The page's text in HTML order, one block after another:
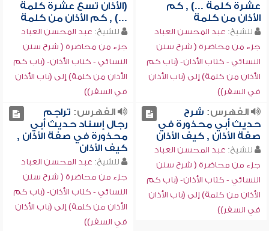
عشرة كلمة ...) , كم
الأذان من كلمة
للشيخ: عبد المحسن العباد
جزء من محاضرة ( شرح سنن
النسائي - كتاب الأذان- (باب كم
الأذان من كلمة) إلى (باب الأذان
في السفر))
(الأذان تسع عشرة كلمة
...) , كم الأذان من كلمة
للشيخ: عبد المحسن العباد
جزء من محاضرة ( شرح سنن
النسائي - كتاب الأذان- (باب كم
الأذان من كلمة) إلى (باب الأذان
في السفر))
الفهرس: شرح
حديث أبي محذورة في
صفة الأذان , كيف الأذان
للشيخ: عبد المحسن العباد
جزء من محاضرة ( شرح سنن
النسائي - كتاب الأذان- (باب كم
الأذان من كلمة) إلى (باب الأذان
في السفر))
الفهرس: تراجم
رجال إسناد حديث أبي
محذورة في صفة الأذان ,
كيف الأذان
للشيخ: عبد المحسن العباد
جزء من محاضرة ( شرح سنن
النسائي - كتاب الأذان- (باب كم
الأذان من كلمة) إلى (باب الأذان
في السفر))